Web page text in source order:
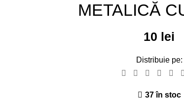
METALICĂ
10 lei
Distribuie pe:
37 în stoc